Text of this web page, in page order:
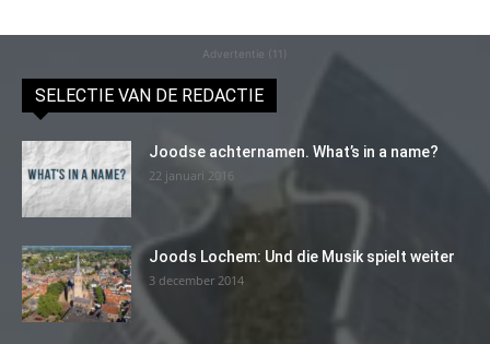
Advertentie (11)
SELECTIE VAN DE REDACTIE
Joodse achternamen. What’s in a name?
22 januari 2016
Joods Lochem: Und die Musik spielt weiter
3 december 2014